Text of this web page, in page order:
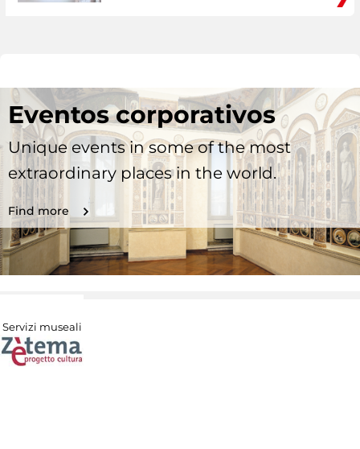
Eventos corporativos
Unique events in some of the most
extraordinary places in the world.
Find more
Servizi museali